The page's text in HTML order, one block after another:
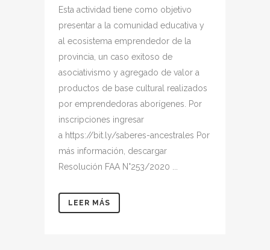
Esta actividad tiene como objetivo
presentar a la comunidad educativa y
al ecosistema emprendedor de la
provincia, un caso exitoso de
asociativismo y agregado de valor a
productos de base cultural realizados
por emprendedoras aborígenes. Por
inscripciones ingresar
a https://bit.ly/saberes-ancestrales Por
más información, descargar
Resolución FAA N°253/2020 ...
LEER MÁS